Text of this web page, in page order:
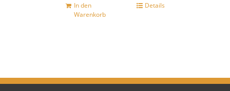
In den
Warenkorb
Details